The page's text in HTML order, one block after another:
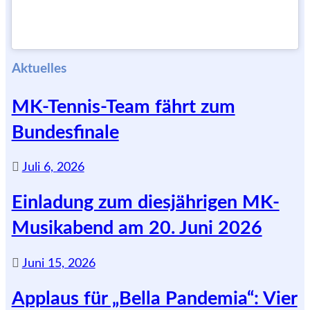
Aktuelles
MK-Tennis-Team fährt zum
Bundesfinale
Juli 6, 2026
Einladung zum diesjährigen MK-
Musikabend am 20. Juni 2026
Juni 15, 2026
Applaus für „Bella Pandemia“: Vier